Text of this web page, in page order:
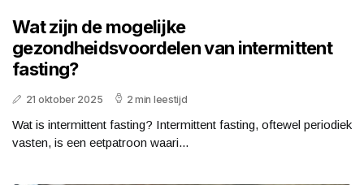
Wat zijn de mogelijke
gezondheidsvoordelen van intermittent
fasting?
21 oktober 2025 2 min leestijd
Wat is intermittent fasting? Intermittent fasting, oftewel periodiek
vasten, is een eetpatroon waari...